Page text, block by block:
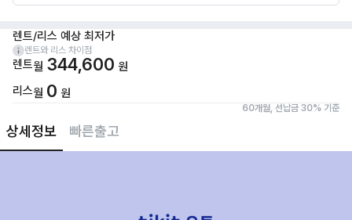
상세정보 빠른출고
렌트/리스 예상 최저가
렌트와 리스 차이점
렌트월 344,600 원
리스월 0 원
60개월, 선납금 30% 기준